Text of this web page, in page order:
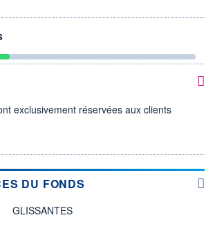
exclusivement réservées aux clients
DU FONDS
GLISSANTES